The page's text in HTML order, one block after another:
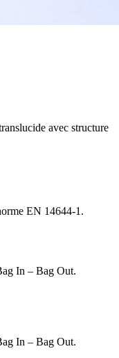
avec structure
EN 14644-1.
In – Bag Out.
In – Bag Out.